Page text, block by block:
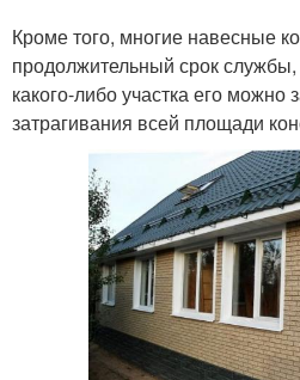
Кроме того, многие навесные
продолжительный срок
какого-либо участка его можно
затрагивания всей площади